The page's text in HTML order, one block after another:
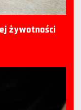
żywotności